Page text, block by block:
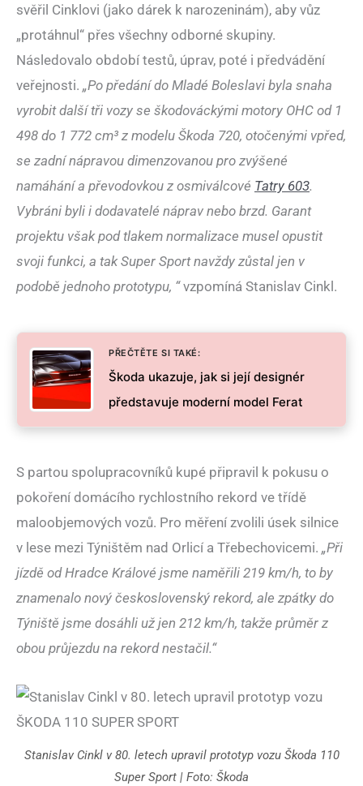
svěřil Cinklovi (jako dárek k narozeninám), aby vůz
„protáhnul“ přes všechny odborné skupiny.
Následovalo období testů, úprav, poté i předvádění
veřejnosti. „Po předání do Mladé Boleslavi byla snaha
vyrobit další tři vozy se škodováckými motory OHC od 1
498 do 1 772 cm³ z modelu Škoda 720, otočenými vpřed,
se zadní nápravou dimenzovanou pro zvýšené
namáhání a převodovkou z osmiválcové Tatry 603.
Vybráni byli i dodavatelé náprav nebo brzd. Garant
projektu však pod tlakem normalizace musel opustit
svoji funkci, a tak Super Sport navždy zůstal jen v
podobě jednoho prototypu, “vzpomíná Stanislav Cinkl.
PŘEČTĚTE SI TAKÉ:
Škoda ukazuje, jak si její designér
představuje moderní model Ferat
S partou spolupracovníků kupé připravil k pokusu o
pokoření domácího rychlostního rekord ve třídě
maloobjemových vozů. Pro měření zvolili úsek silnice
v lese mezi Týništěm nad Orlicí a Třebechovicemi. „Při
jízdě od Hradce Králové jsme naměřili 219 km/h, to by
znamenalo nový československý rekord, ale zpátky do
Týniště jsme dosáhli už jen 212 km/h, takže průměr z
obou průjezdu na rekord nestačil.“
Stanislav Cinkl v 80. letech upravil prototyp vozu Škoda 110
Super Sport | Foto: Škoda